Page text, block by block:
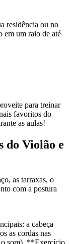
residência ou no
em um raio de até
para treinar
favoritos do
as aulas!
do Violão e
as tarraxas, o
com a postura
a cabeça
as cordas nas
o som). **Exercício